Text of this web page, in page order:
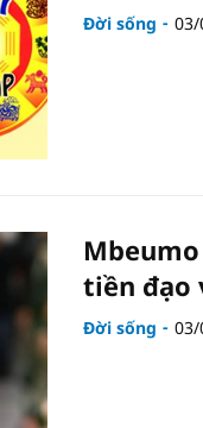
Đời sống 03/
tiền đạo
Đời sống 03/